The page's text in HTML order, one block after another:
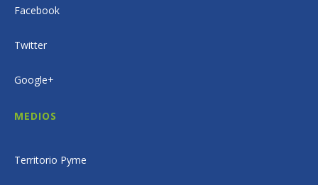
Facebook
Twitter
Google+
MEDIOS
Territorio Pyme